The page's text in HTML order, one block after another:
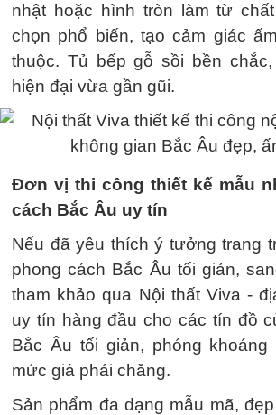
nhật hoặc hình tròn làm từ
chọn phổ biến, tạo cảm giác
thuộc. Tủ bếp gỗ sồi bền
hiện đại vừa gần gũi.
Đơn vị thi công thiết kế mẫu
cách Bắc Âu uy tín
Nếu đã yêu thích ý tưởng trang
phong cách Bắc Âu tối giản,
tham khảo qua Nội thất Viva -
uy tín hàng đầu cho các tín đồ
Bắc Âu tối giản, phóng
mức giá phải chăng.
Sản phẩm đa dạng mẫu mã,